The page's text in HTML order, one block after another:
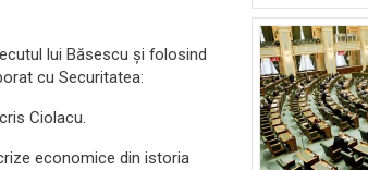
lui Băsescu și folosind
cu Securitatea:
Ciolacu.
economice din istoria